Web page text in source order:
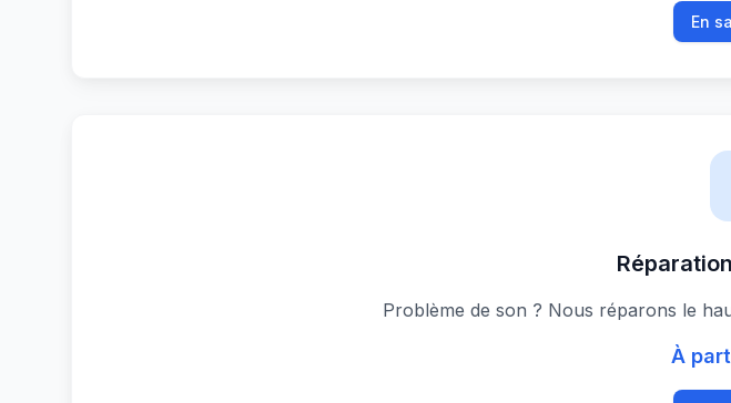
En
Problème de son ? Nous réparons le
À